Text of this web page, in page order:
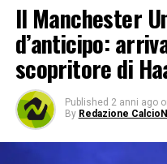
Il Manchester
d’anticipo:
scopritore di
Published 2 anni ago
By Redazione